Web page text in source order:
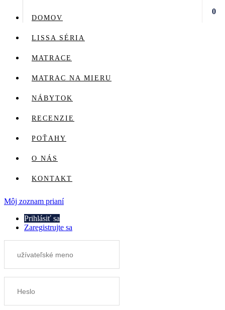
DOMOV
LISSA SÉRIA
MATRACE
MATRAC NA MIERU
NÁBYTOK
RECENZIE
POŤAHY
O NÁS
KONTAKT
Môj zoznam prianí
Prihlásiť sa
Zaregistrujte sa
0